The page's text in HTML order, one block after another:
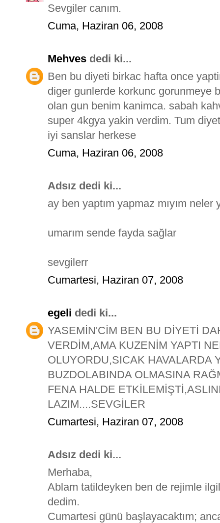
Sevgiler canım.
Cuma, Haziran 06, 2008
Mehves dedi ki...
Ben bu diyeti birkac hafta once
diger gunlerde korkunc gorunmeye
olan gun benim kanimca. sabah
super 4kgya yakin verdim. Tum
iyi sanslar herkese
Cuma, Haziran 06, 2008
Adsız dedi ki...
ay ben yaptım yapmaz mıyım neler
umarım sende fayda sağlar
sevgilerr
Cumartesi, Haziran 07, 2008
egeli dedi ki...
YASEMİN'CİM BEN BU DİYETİ
VERDİM,AMA KUZENİM YAPTI
OLUYORDU,SICAK HAVALARDA
BUZDOLABINDA OLMASINA
FENA HALDE
LAZIM....SEVGİLER
Cumartesi, Haziran 07, 2008
Adsız dedi ki...
Merhaba,
Ablam tatildeyken ben de rejimle
dedim.
Cumartesi günü başlayacaktım;